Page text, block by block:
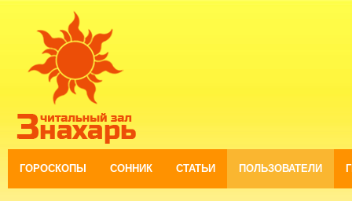
ГОРОСКОПЫ СОННИК СТАТЬИ ПОЛЬЗОВАТЕЛИ